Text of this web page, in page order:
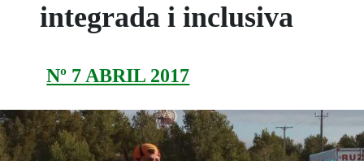
integrada i inclusiva
Nº 7 ABRIL 2017